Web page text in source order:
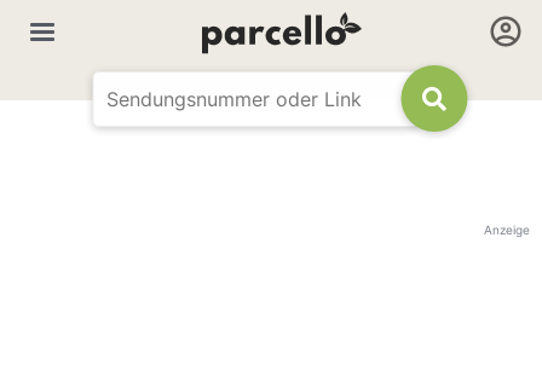
Anzeige